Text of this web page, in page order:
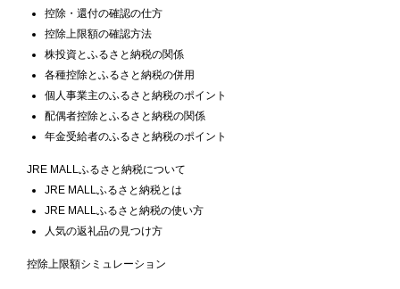
控除・還付の確認の仕方
控除上限額の確認方法
株投資とふるさと納税の関係
各種控除とふるさと納税の併用
個人事業主のふるさと納税のポイント
配偶者控除とふるさと納税の関係
年金受給者のふるさと納税のポイント
JRE MALLふるさと納税について
JRE MALLふるさと納税とは
JRE MALLふるさと納税の使い方
人気の返礼品の見つけ方
控除上限額シミュレーション